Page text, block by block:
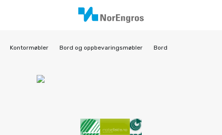
Kontormøbler Bord og oppbevaringsmøbler Bord